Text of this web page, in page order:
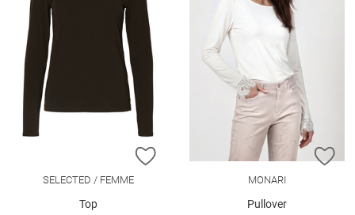
ZUR WUNSCHLISTE HINZUFÜGEN
SELECTED / FEMME
Top
MONARI
Pullover